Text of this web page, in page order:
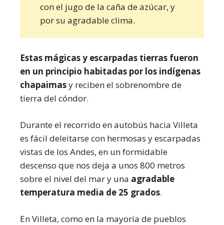
con el jugo de la caña de azúcar, y
por su agradable clima.
Estas mágicas y escarpadas tierras fueron
en un principio habitadas por los indígenas
chapaimasy reciben el sobrenombre de
tierra del cóndor.
Durante el recorrido en autobús hacia Villeta
es fácil deleitarse con hermosas y escarpadas
vistas de los Andes, en un formidable
descenso que nos deja a unos 800 metros
sobre el nivel del mar y una agradable
temperatura media de 25 grados.
En Villeta, como en la mayoría de pueblos